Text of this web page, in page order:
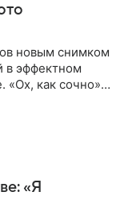
новым снимком
в эффектном
«Ох, как сочно»,
«Я